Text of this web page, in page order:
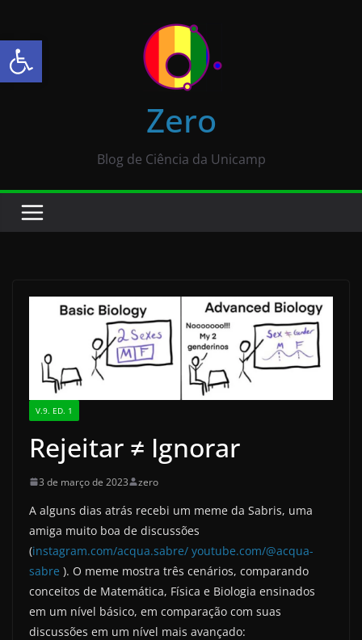
Abrir a barra de ferramentas
Zero
Blog de Ciência da Unicamp
V.9. ED. 1
Rejeitar ≠ Ignorar
3 de março de 2023 zero
A alguns dias atrás recebi um meme da Sabris, uma
amiga muito boa de discussões
(instagram.com/acqua.sabre/ youtube.com/@acqua-
sabre ). O meme mostra três cenários, comparando
conceitos de Matemática, Física e Biologia ensinados
em um nível básico, em comparação com suas
discussões em um nível mais avançado: